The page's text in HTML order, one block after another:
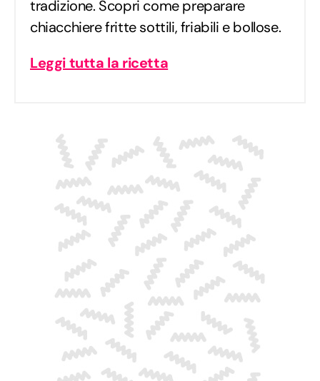
tradizione. Scopri come preparare
chiacchiere fritte sottili, friabili e bollose.
Leggi tutta la ricetta